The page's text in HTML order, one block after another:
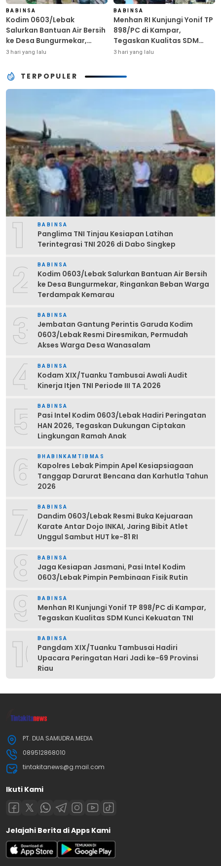
BABINSA
Kodim 0603/Lebak
Salurkan Bantuan Air Bersih
ke Desa Bungurmekar,
Ringankan Beban Warga
3 hari yang lalu
BABINSA
Menhan RI Kunjungi Yonif TP
898/PC di Kampar,
Tegaskan Kualitas SDM
Kunci Kekuatan TNI
3 hari yang lalu
TERPOPULER
1 BABINSA
Panglima TNI Tinjau Kesiapan Latihan
Terintegrasi TNI 2026 di Dabo Singkep
2 BABINSA
Kodim 0603/Lebak Salurkan Bantuan Air Bersih
ke Desa Bungurmekar, Ringankan Beban Warga
Terdampak Kemarau
3 BABINSA
Jembatan Gantung Perintis Garuda Kodim
0603/Lebak Resmi Diresmikan, Permudah
Akses Warga Desa Wanasalam
4 BABINSA
Kodam XIX/Tuanku Tambusai Awali Audit
Kinerja Itjen TNI Periode III TA 2026
5 BABINSA
Pasi Intel Kodim 0603/Lebak Hadiri Peringatan
HAN 2026, Tegaskan Dukungan Ciptakan
Lingkungan Ramah Anak
6 BHABINKAMTIBMAS
Kapolres Lebak Pimpin Apel Kesiapsiagaan
Tanggap Darurat Bencana dan Karhutla Tahun
2026
7 BABINSA
Dandim 0603/Lebak Resmi Buka Kejuaraan
Karate Antar Dojo INKAI, Jaring Bibit Atlet
Unggul Sambut HUT ke-81 RI
8 BABINSA
Jaga Kesiapan Jasmani, Pasi Intel Kodim
0603/Lebak Pimpin Pembinaan Fisik Rutin
9 BABINSA
Menhan RI Kunjungi Yonif TP 898/PC di Kampar,
Tegaskan Kualitas SDM Kunci Kekuatan TNI
10BABINSA
Pangdam XIX/Tuanku Tambusai Hadiri
Upacara Peringatan Hari Jadi ke-69 Provinsi
Riau
PT. DUA SAMUDRA MEDIA
089512868010
tintakitanews@g.mail.com
Ikuti Kami
Jelajahi Berita di Apps Kami